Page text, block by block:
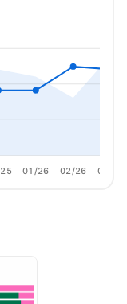
01/26 02/26 03/26